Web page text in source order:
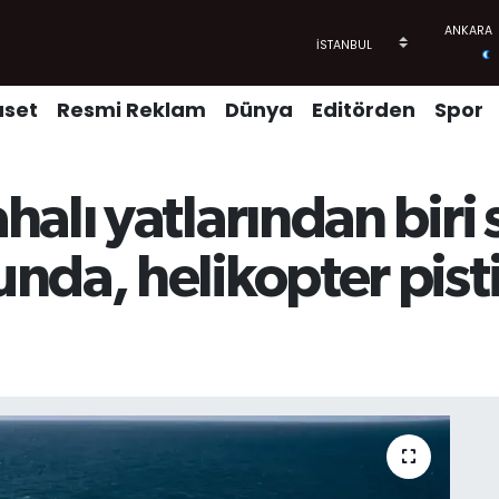
Resmi Reklam Dünya Editörden Spor
yatlarından biri
helikopter